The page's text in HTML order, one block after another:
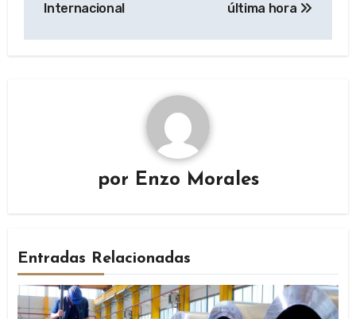
Internacional
última hora
por Enzo Morales
Entradas Relacionadas